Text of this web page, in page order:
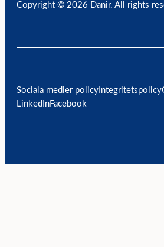
Copyright © 2026 Danir. All rights
Sociala medier policy Integritetspolicy
LinkedInFacebook